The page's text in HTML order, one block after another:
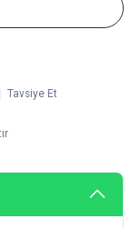
Tavsiye Et